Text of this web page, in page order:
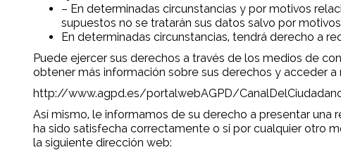
– En determinadas circunstancias y por motivos
supuestos no se tratarán sus datos salvo por
En determinadas circunstancias, tendrá derecho a
Puede ejercer sus derechos a través de los medios de
obtener más información sobre sus derechos y acceder
http://www.agpd.es/portalwebAGPD/
Así mismo, le informamos de su derecho a presentar
ha sido satisfecha correctamente o si por cualquier otro
la siguiente dirección web: